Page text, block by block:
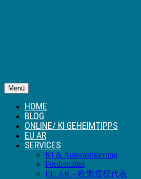
Menü
HOME
BLOG
ONLINE/ KI GEHEIMTIPPS
EU AR
SERVICES
KI & Automatisierung
Fördermittel
EU AR – 欧盟授权代表